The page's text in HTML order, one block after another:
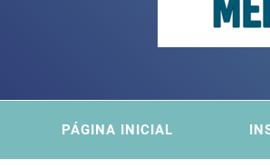
PÁGINA INICIAL